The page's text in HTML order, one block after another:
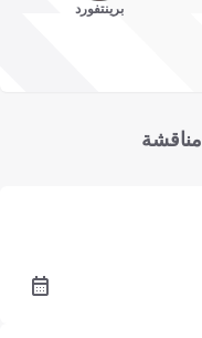
برينتفورد
مناقشة